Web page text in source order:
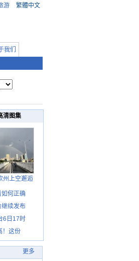
游 繁體中文
我们
清图集
州上空邂逅
何正确
继续发布
6日17时
！这份
更多